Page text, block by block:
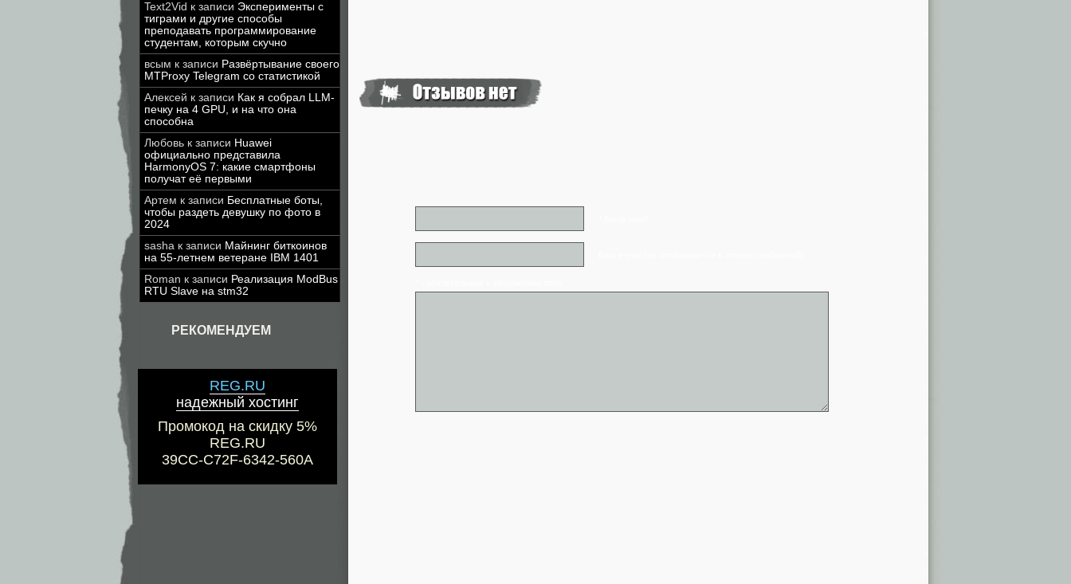
Text2Vid к записи Эксперименты с
тиграми и другие способы
преподавать программирование
студентам, которым скучно
всым к записи Развёртывание своего
MTProxy Telegram со статистикой
Алексей к записи Как я собрал LLM-
печку на 4 GPU, и на что она
способна
Любовь к записи Huawei
официально представила
HarmonyOS 7: какие смартфоны
получат её первыми
Артем к записи Бесплатные боты,
чтобы раздеть девушку по фото в
2024
sasha к записи Майнинг биткоинов
на 55-летнем ветеране IBM 1401
Roman к записи Реализация ModBus
RTU Slave на stm32
РЕКОМЕНДУЕМ
REG.RU
надежный хостинг
Промокод на скидку 5%
REG.RU
39CC-C72F-6342-560A